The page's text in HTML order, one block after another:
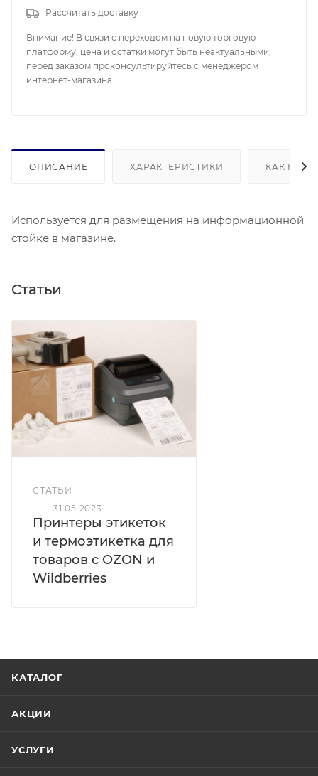
Рассчитать доставку
Внимание! В связи с переходом на новую торговую
платформу, цена и остатки могут быть неактуальными,
перед заказом проконсультируйтесь с менеджером
интернет-магазина.
ОПИСАНИЕ ХАРАКТЕРИСТИКИ КАК
Используется для размещения на информационной
стойке в магазине.
Статьи
СТАТЬИ
— 31.05.2023
Принтеры этикеток
и термоэтикетка для
товаров с OZON и
Wildberries
КАТАЛОГ
АКЦИИ
УСЛУГИ